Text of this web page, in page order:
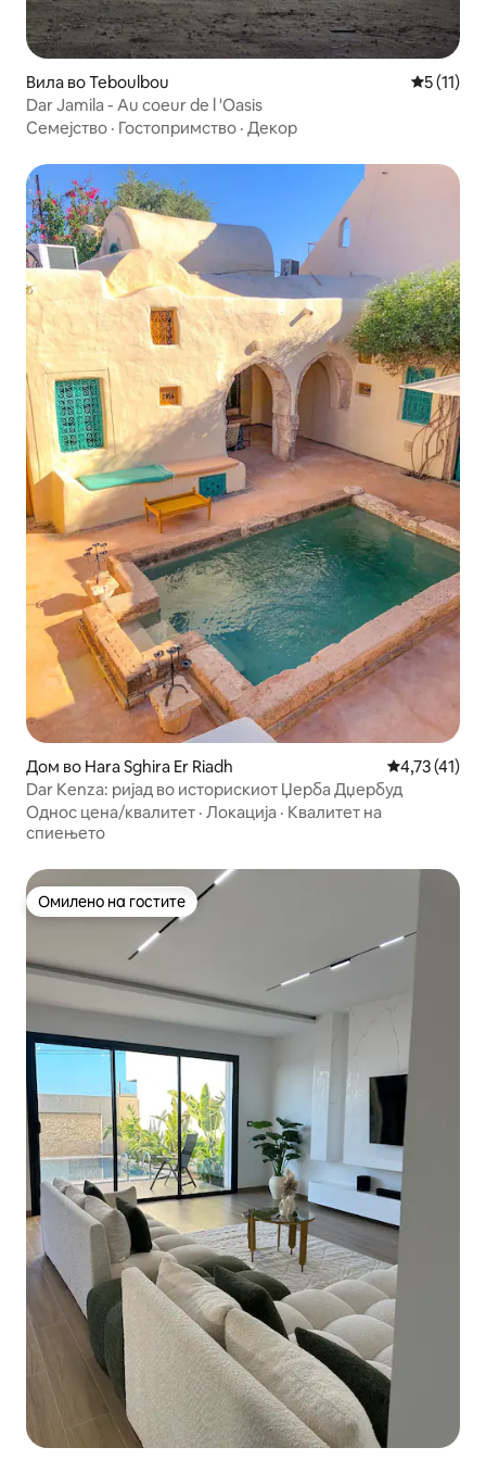
Вила во Teboulbou
5 (11)
Dar Jamila - Au coeur de l 'Oasis
Семејство · Гостопримство · Декор
Дом во Hara Sghira Er Riadh Просечна
4,73 (41)
Dar Kenza: ријад во историскиот Џерба Дџербуд
Однос цена/квалитет · Локација · Квалитет на
спиењето
Омилено на гостите
Омилено на гостите